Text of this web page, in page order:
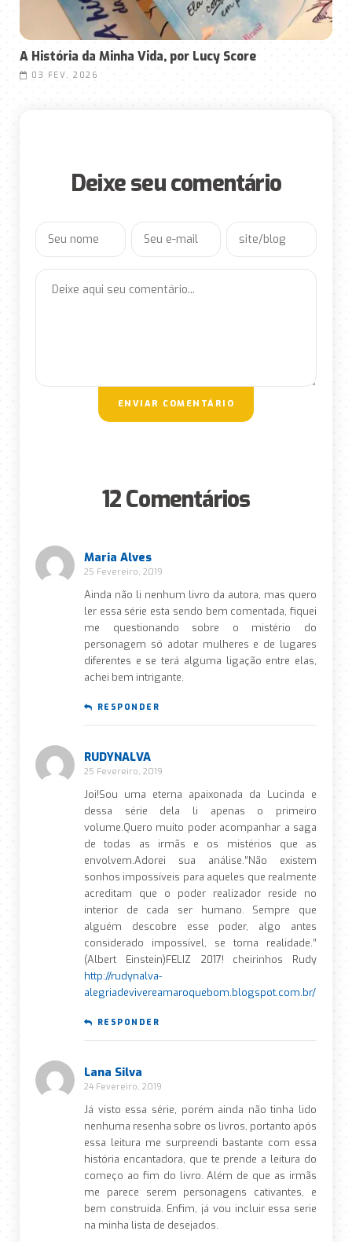
A História da Minha Vida, por Lucy Score
03 FEV, 2026
Deixe seu comentário
ENVIAR COMENTÁRIO
12 Comentários
Maria Alves
25 Fevereiro, 2019
Ainda não li nenhum livro da autora, mas quero
ler essa série esta sendo bem comentada, fiquei
me questionando sobre o mistério do
personagem só adotar mulheres e de lugares
diferentes e se terá alguma ligação entre elas,
achei bem intrigante.
RESPONDER
RUDYNALVA
25 Fevereiro, 2019
Joi!Sou uma eterna apaixonada da Lucinda e
dessa série dela li apenas o primeiro
volume.Quero muito poder acompanhar a saga
de todas as irmãs e os mistérios que as
envolvem.Adorei sua análise.”Não existem
sonhos impossíveis para aqueles que realmente
acreditam que o poder realizador reside no
interior de cada ser humano. Sempre que
alguém descobre esse poder, algo antes
considerado impossível, se torna realidade.”
(Albert Einstein)FELIZ 2017! cheirinhos Rudy
http://rudynalva-
alegriadevivereamaroquebom.blogspot.com.br/
RESPONDER
Lana Silva
24 Fevereiro, 2019
Já visto essa série, porém ainda não tinha lido
nenhuma resenha sobre os livros, portanto após
essa leitura me surpreendi bastante com essa
história encantadora, que te prende a leitura do
começo ao fim do livro. Além de que as irmãs
me parece serem personagens cativantes, e
bem construída. Enfim, já vou incluir essa serie
na minha lista de desejados.